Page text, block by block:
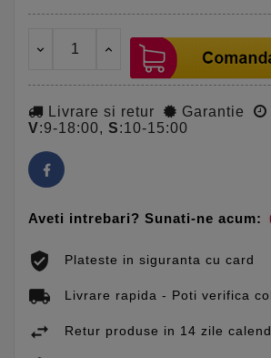
Livrare si retur Garantie
V:9-18:00, S:10-15:00
Aveti intrebari? Sunati-ne acum:
Plateste in siguranta cu card
Livrare rapida - Poti verifica
Retur produse in 14 zile